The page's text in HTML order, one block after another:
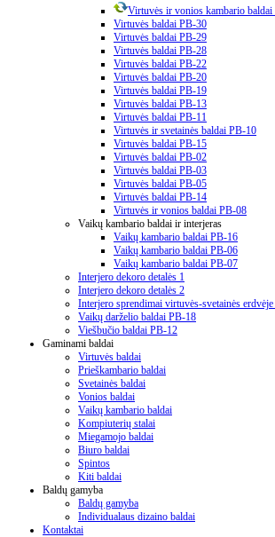
Virtuvės ir vonios kambario
Virtuvės baldai PB-30
Virtuvės baldai PB-29
Virtuvės baldai PB-28
Virtuvės baldai PB-22
Virtuvės baldai PB-20
Virtuvės baldai PB-19
Virtuvės baldai PB-13
Virtuvės baldai PB-11
Virtuvės ir svetainės baldai PB-10
Virtuvės baldai PB-15
Virtuvės baldai PB-02
Virtuvės baldai PB-03
Virtuvės baldai PB-05
Virtuvės baldai PB-14
Virtuvės ir vonios baldai PB-08
Vaikų kambario baldai ir interjeras
Vaikų kambario baldai PB-16
Vaikų kambario baldai PB-06
Vaikų kambario baldai PB-07
Interjero dekoro detalės 1
Interjero dekoro detalės 2
Interjero sprendimai virtuvės-svetainės
Vaikų darželio baldai PB-18
Viešbučio baldai PB-12
Gaminami baldai
Virtuvės baldai
Prieškambario baldai
Svetainės baldai
Vonios baldai
Vaikų kambario baldai
Kompiuterių stalai
Miegamojo baldai
Biuro baldai
Spintos
Kiti baldai
Baldų gamyba
Baldų gamyba
Individualaus dizaino baldai
Kontaktai